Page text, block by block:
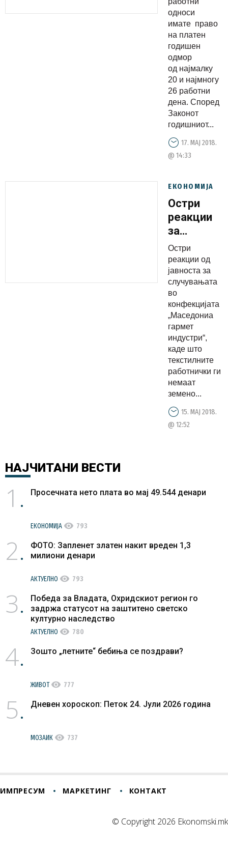
права за
користење
на
годишен
одмор и
колку
денови ве
следуваат
односи
имате право
на платен
годишен
одмор
од најмалку
20 и најмногу
26 работни
дена. Според
Законот
годишниот...
17. МАЈ 2018.
@ 14:33
ЕКОНОМИЈА
Остри
реакции
за
во
МГИ:
е
состојбата
со
правата
на
државата
мора да
направи
Остри
реакции од
јавноста за
случувањата
во
конфекцијата
„Маседониа
гармет
индустри“,
каде што
текстилните
работнички ги
немаат
земено...
15. МАЈ 2018.
@ 12:52
НАЈЧИТАНИ ВЕСТИ
1 Просечната нето плата во мај 49.544 денари
ЕКОНОМИЈА visibility 793
2
ФОТО: Запленет златен накит вреден 1,3
милиони денари
АКТУЕЛНО visibility 793
3
Победа за Владата, Охридскиот регион го
задржа статусот на заштитено светско
културно наследство
АКТУЕЛНО visibility 780
4 Зошто „летните“ бебиња се поздрави?
ЖИВОТvisibility 777
5 Дневен хороскоп: Петок 24. Јули 2026 година
МОЗАИК visibility 737
ИМПРЕСУМ МАРКЕТИНГ КОНТАКТ
© Copyright 2026 Ekonomski.mk